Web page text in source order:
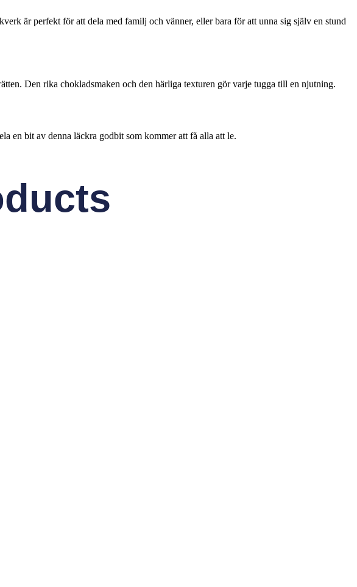
är perfekt för att dela med familj och vänner, eller bara för att unna sig själv en stund
Den rika chokladsmaken och den härliga texturen gör varje tugga till en njutning.
en bit av denna läckra godbit som kommer att få alla att le.